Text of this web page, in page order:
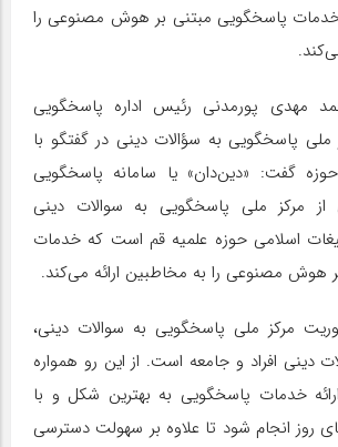
پاسخگویی مبتنی بر هوش مصنوعی را
مهدی پورمدنی رئیس اداره پاسخگویی
پاسخگویی به سؤالات دینی در گفتگو با
حوزه گفت: «دین‌دان» یا سامانه پاسخگویی
مرکز ملی پاسخگویی به سوالات دینی
اسلامی حوزه علمیه قم است که خدمات
هوش مصنوعی را به مخاطبین ارائه می‌کند.
مرکز ملی پاسخگویی به سوالات دینی،
دینی افراد و جامعه است. از این رو همواره
خدمات پاسخگویی به بهترین شکل و با
روز انجام شود تا علاوه بر سهولت دسترسی